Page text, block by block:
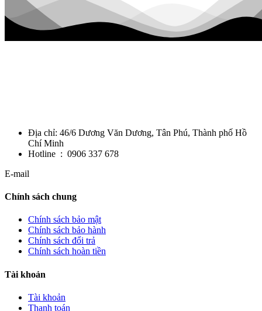
Địa chỉ: 46/6 Dương Văn Dương, Tân Phú, Thành phố Hồ
Chí Minh
Hotline : 0906 337 678
E-mail
Chính sách chung
Chính sách bảo mật
Chính sách bảo hành
Chính sách đổi trả
Chính sách hoàn tiền
Tài khoản
Tài khoản
Thanh toán